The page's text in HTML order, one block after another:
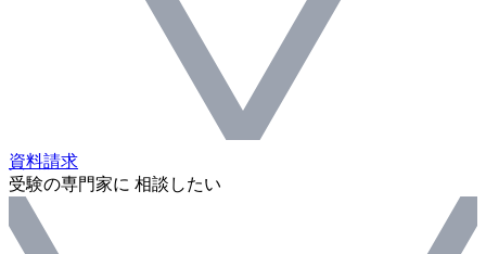
資料請求
受験の専門家に 相談したい